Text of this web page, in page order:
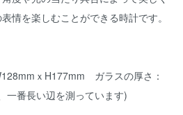
情を楽しむことができる時計です。
ｘH177mm ガラスの厚さ：
番長い辺を測っています)